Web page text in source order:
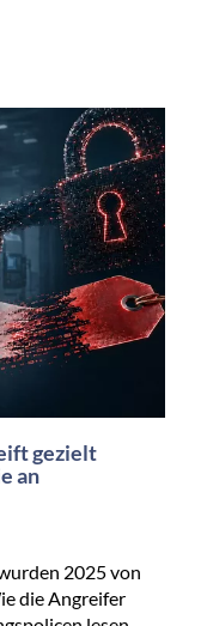
gezielt
an
2025 von
die Angreifer